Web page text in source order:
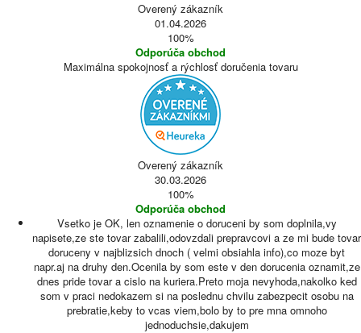
Overený zákazník
01.04.2026
100%
Odporúča obchod
Maximálna spokojnosť a rýchlosť doručenia tovaru
Overený zákazník
30.03.2026
100%
Odporúča obchod
Vsetko je OK, len oznamenie o doruceni by som doplnila,vy
napisete,ze ste tovar zabalili,odovzdali prepravcovi a ze mi bude tovar
doruceny v najblizsich dnoch ( velmi obsiahla info),co moze byt
napr.aj na druhy den.Ocenila by som este v den dorucenia oznamit,ze
dnes pride tovar a cislo na kuriera.Preto moja nevyhoda,nakolko ked
som v praci nedokazem si na poslednu chvilu zabezpecit osobu na
prebratie,keby to vcas viem,bolo by to pre mna omnoho
jednoduchsie,dakujem